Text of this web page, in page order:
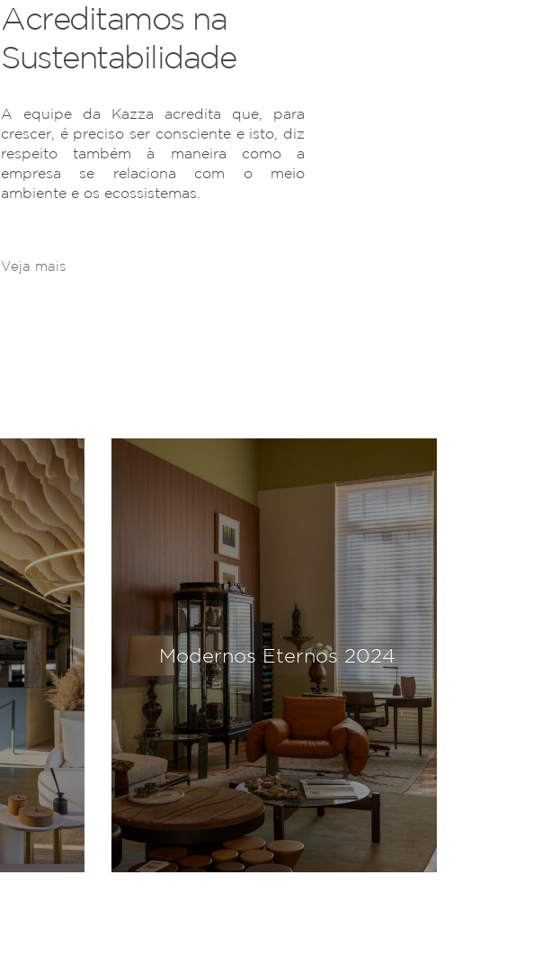
Acreditamos na
Sustentabilidade
A equipe da Kazza acredita que, para
crescer, é preciso ser consciente e isto, diz
respeito também à maneira como a
empresa se relaciona com o meio
ambiente e os ecossistemas.
Veja mais
Modernos Eternos 2024